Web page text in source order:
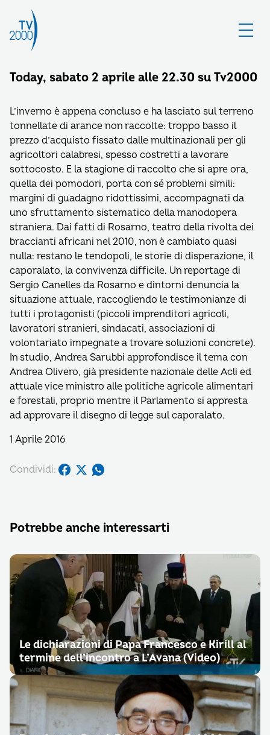
Today, sabato 2 aprile alle 22.30 su Tv2000
L’inverno è appena concluso e ha lasciato sul terreno
tonnellate di arance non raccolte: troppo basso il
prezzo d’acquisto fissato dalle multinazionali per gli
agricoltori calabresi, spesso costretti a lavorare
sottocosto. E la stagione di raccolto che si apre ora,
quella dei pomodori, porta con sé problemi simili:
margini di guadagno ridottissimi, accompagnati da
uno sfruttamento sistematico della manodopera
straniera. Dai fatti di Rosarno, teatro della rivolta dei
braccianti africani nel 2010, non è cambiato quasi
nulla: restano le tendopoli, le storie di disperazione, il
caporalato, la convivenza difficile. Un reportage di
Sergio Canelles da Rosarno e dintorni denuncia la
situazione attuale, raccogliendo le testimonianze di
tutti i protagonisti (piccoli imprenditori agricoli,
lavoratori stranieri, sindacati, associazioni di
volontariato impegnate a trovare soluzioni concrete).
In studio, Andrea Sarubbi approfondisce il tema con
Andrea Olivero, già presidente nazionale delle Acli ed
attuale vice ministro alle politiche agricole alimentari
e forestali, proprio mentre il Parlamento si appresta
ad approvare il disegno di legge sul caporalato.
1 Aprile 2016
Condividi:
Potrebbe anche interessarti
Le dichiarazioni di Papa Francesco e Kirill al
termine dell’incontro a L’Avana (Video)